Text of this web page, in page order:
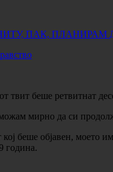
ПАК,
твит беше ретвитнат
мирно да си
беше објавен, моето
година.